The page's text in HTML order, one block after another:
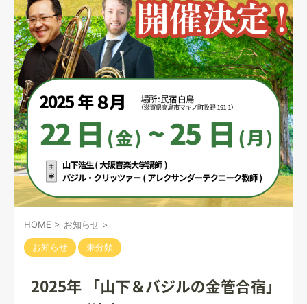
HOME > お知らせ >
お知らせ 未分類
2025年 「山下＆バジルの金管合宿」